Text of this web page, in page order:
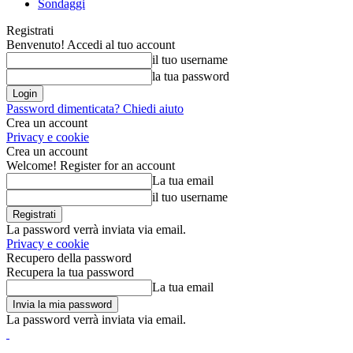
Sondaggi
Registrati
Benvenuto! Accedi al tuo account
il tuo username
la tua password
Password dimenticata? Chiedi aiuto
Crea un account
Privacy e cookie
Crea un account
Welcome! Register for an account
La tua email
il tuo username
La password verrà inviata via email.
Privacy e cookie
Recupero della password
Recupera la tua password
La tua email
La password verrà inviata via email.